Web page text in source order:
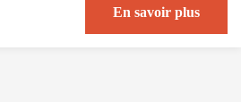
En savoir plus